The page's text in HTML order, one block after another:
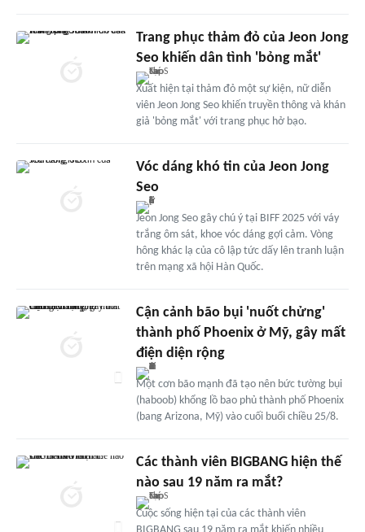
Trang phục thảm đỏ của Jeon Jong
Seo khiến dân tình 'bỏng mắt'
Xuất hiện tại thảm đỏ một sự kiện, nữ diễn
viên Jeon Jong Seo khiến truyền thông và khán
giả 'bỏng mắt' với trang phục hở bạo.
Vóc dáng khó tin của Jeon Jong
Seo
Jeon Jong Seo gây chú ý tại BIFF 2025 với váy
trắng ôm sát, khoe vóc dáng gợi cảm. Vòng
hông khác lạ của cô lập tức dấy lên tranh luận
trên mạng xã hội Hàn Quốc.
Cận cảnh bão bụi 'nuốt chửng'
thành phố Phoenix ở Mỹ, gây mất
điện diện rộng
Một cơn bão mạnh đã tạo nên bức tường bụi
(haboob) khổng lồ bao phủ thành phố Phoenix
(bang Arizona, Mỹ) vào cuối buổi chiều 25/8.
Các thành viên BIGBANG hiện thế
nào sau 19 năm ra mắt?
Cuộc sống hiện tại của các thành viên